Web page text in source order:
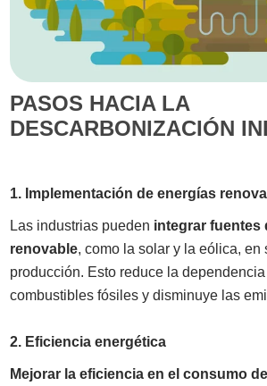
PASOS HACIA LA
DESCARBONIZACIÓN
1. Implementación de energías
Las industrias pueden integrar fuentes
renovable, como la solar y la eólica, en
producción. Esto reduce la
combustibles fósiles y disminuye las
2. Eficiencia energética
Mejorar la eficiencia en el consumo